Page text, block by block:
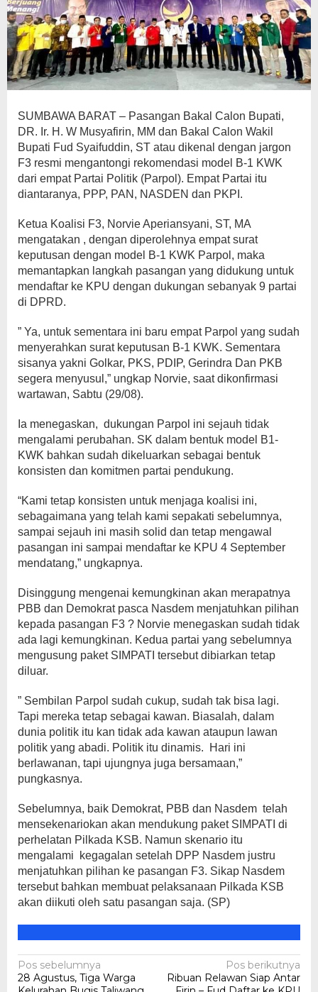
SUMBAWA BARAT – Pasangan Bakal Calon Bupati,
DR. Ir. H. W Musyafirin, MM dan Bakal Calon Wakil
Bupati Fud Syaifuddin, ST atau dikenal dengan jargon
F3 resmi mengantongi rekomendasi model B-1 KWK
dari empat Partai Politik (Parpol). Empat Partai itu
diantaranya, PPP, PAN, NASDEN dan PKPI.
Ketua Koalisi F3, Norvie Aperiansyani, ST, MA
mengatakan , dengan diperolehnya empat surat
keputusan dengan model B-1 KWK Parpol, maka
memantapkan langkah pasangan yang didukung untuk
mendaftar ke KPU dengan dukungan sebanyak 9 partai
di DPRD.
” Ya, untuk sementara ini baru empat Parpol yang sudah
menyerahkan surat keputusan B-1 KWK. Sementara
sisanya yakni Golkar, PKS, PDIP, Gerindra Dan PKB
segera menyusul,” ungkap Norvie, saat dikonfirmasi
wartawan, Sabtu (29/08).
Ia menegaskan, dukungan Parpol ini sejauh tidak
mengalami perubahan. SK dalam bentuk model B1-
KWK bahkan sudah dikeluarkan sebagai bentuk
konsisten dan komitmen partai pendukung.
“Kami tetap konsisten untuk menjaga koalisi ini,
sebagaimana yang telah kami sepakati sebelumnya,
sampai sejauh ini masih solid dan tetap mengawal
pasangan ini sampai mendaftar ke KPU 4 September
mendatang,” ungkapnya.
Disinggung mengenai kemungkinan akan merapatnya
PBB dan Demokrat pasca Nasdem menjatuhkan pilihan
kepada pasangan F3 ? Norvie menegaskan sudah tidak
ada lagi kemungkinan. Kedua partai yang sebelumnya
mengusung paket SIMPATI tersebut dibiarkan tetap
diluar.
” Sembilan Parpol sudah cukup, sudah tak bisa lagi.
Tapi mereka tetap sebagai kawan. Biasalah, dalam
dunia politik itu kan tidak ada kawan ataupun lawan
politik yang abadi. Politik itu dinamis. Hari ini
berlawanan, tapi ujungnya juga bersamaan,”
pungkasnya.
Sebelumnya, baik Demokrat, PBB dan Nasdem telah
mensekenariokan akan mendukung paket SIMPATI di
perhelatan Pilkada KSB. Namun skenario itu
mengalami kegagalan setelah DPP Nasdem justru
menjatuhkan pilihan ke pasangan F3. Sikap Nasdem
tersebut bahkan membuat pelaksanaan Pilkada KSB
akan diikuti oleh satu pasangan saja. (SP)
Navigasi
Pos sebelumnya
28 Agustus, Tiga Warga
Pos berikutnya
Ribuan Relawan Siap Antar